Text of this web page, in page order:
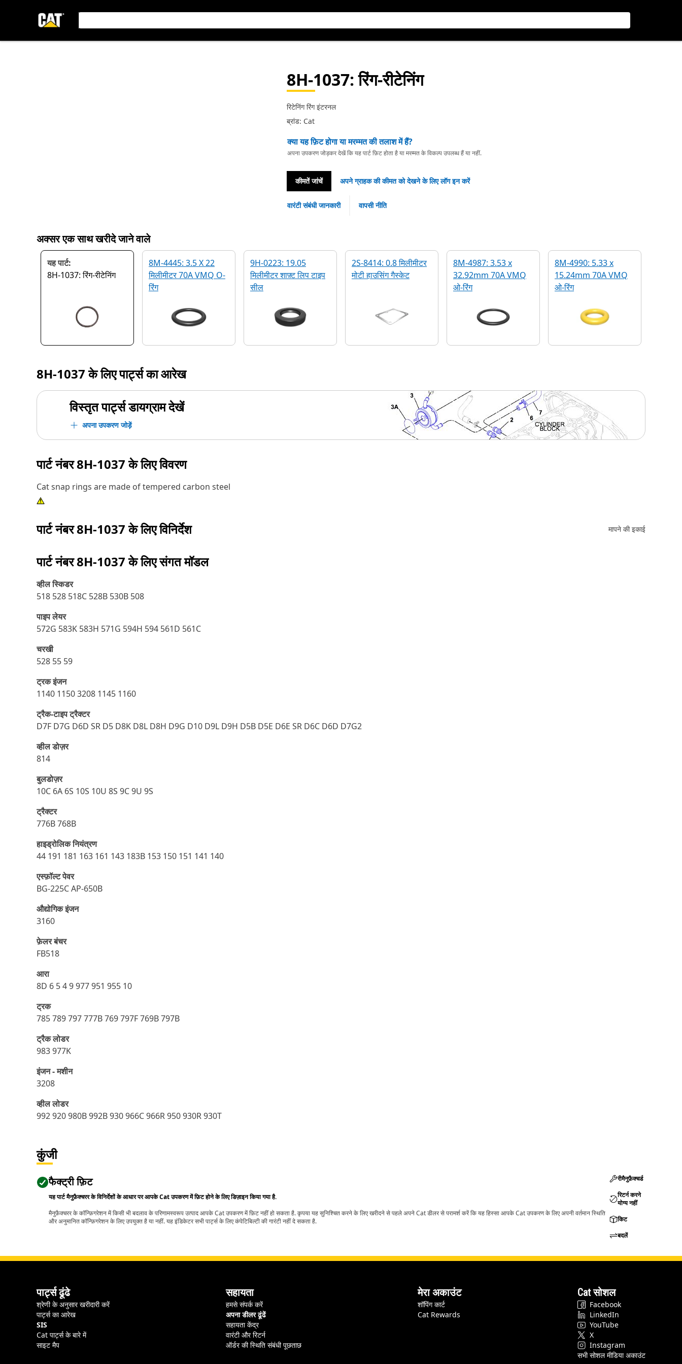
8H-1037: रिंग-रीटेनिंग
रिटेनिंग रिंग इंटरनल
ब्रांड: Cat
क्या यह फ़िट होगा या मरम्मत की तलाश में हैं?
अपना उपकरण जोड़कर देखें कि यह पार्ट फ़िट होता है या मरम्मत के विकल्प उपलब्ध हैं या नहीं.
कीमतें जांचें अपने ग्राहक की कीमत को देखने के लिए लॉग इन करें
वारंटी संबंधी जानकारी वापसी नीति
अक्सर एक साथ खरीदे जाने वाले
यह पार्ट:
8H-1037: रिंग-रीटेनिंग
8M-4445: 3.5 X 22
मिलीमीटर 70A VMQ O-
रिंग
9H-0223: 19.05
मिलीमीटर शाफ़्ट लिप टाइप
सील
2S-8414: 0.8 मिलीमीटर
मोटी हाउसिंग गैस्केट
8M-4987: 3.53 x
32.92mm 70A VMQ
ओ-रिंग
8M-4990: 5.33 x
15.24mm 70A VMQ
ओ-रिंग
8H-1037के लिए पार्ट्स का आरेख
विस्तृत पार्ट्स डायग्राम देखें
अपना उपकरण जोड़ें
पार्ट नंबर8H-1037के लिए विवरण
Cat snap rings are made of tempered carbon steel
पार्ट नंबर8H-1037के लिए विनिर्देश मापने की इकाई
पार्ट नंबर8H-1037के लिए संगत मॉडल
व्हील स्किडर
518 528 518C 528B 530B 508
पाइप लेयर
572G 583K 583H 571G 594H 594 561D 561C
चरखी
528 55 59
ट्रक इंजन
1140 1150 3208 1145 1160
ट्रैक-टाइप ट्रैक्टर
D7F D7G D6D SR D5 D8K D8L D8H D9G D10 D9L D9H D5B D5E D6E SR D6C D6D D7G2
व्हील डोज़र
814
बुलडोज़र
10C 6A 6S 10S 10U 8S 9C 9U 9S
ट्रैक्टर
776B 768B
हाइड्रोलिक नियंत्रण
44 191 181 163 161 143 183B 153 150 151 141 140
एस्‍फ़ॉल्‍ट पेवर
BG-225C AP-650B
औद्योगिक इंजन
3160
फ़ेलर बंचर
FB518
आरा
8D 6 5 4 9 977 951 955 10
ट्रक
785 789 797 777B 769 797F 769B 797B
ट्रैक लोडर
983 977K
इंजन - मशीन
3208
व्हील लोडर
992 920 980B 992B 930 966C 966R 950 930R 930T
कुंजी
फैक्ट्री फ़िट
यह पार्ट मैनुफ़ैक्चरर के विनिर्देशों के आधार पर आपके Cat उपकरण में फ़िट होने के लिए डिज़ाइन किया गया है.
मैनुफ़ैक्चरर के कॉन्फ़िगरेशन में किसी भी बदलाव के परिणामस्वरूप उत्पाद आपके Cat उपकरण में फ़िट नहीं हो सकता है. कृपया यह सुनिश्चित करने के लिए खरीदने से पहले अपने Cat डीलर से परामर्श करें कि यह हिस्सा आपके Cat उपकरण के लिए अपनी वर्तमान स्थिति
और अनुमानित कॉन्फ़िगरेशन के लिए उपयुक्त है या नहीं. यह इंडिकेटर सभी पार्ट्स के लिए कंपेटिबिल्टी की गारंटी नहीं दे सकता है.
रीमैनुफ़ैक्चर्ड
रिटर्न करने
योग्य नहीं
किट
बदलें
पार्ट्स ढूंढे
श्रेणी के अनुसार खरीदारी करें
पार्ट्स का आरेख
SIS
Cat पार्ट्स के बारे में
साइट मैप
सहायता
हमसे संपर्क करें
अपना डीलर ढूंढें
सहायता केंद्र
वारंटी और रिटर्न
ऑर्डर की स्थिति संबंधी पूछताछ
मेरा अकाउंट
शॉपिंग कार्ट
Cat Rewards
Cat सोशल
Facebook
LinkedIn
YouTube
X
Instagram
सभी सोशल मीडिया अकाउंट